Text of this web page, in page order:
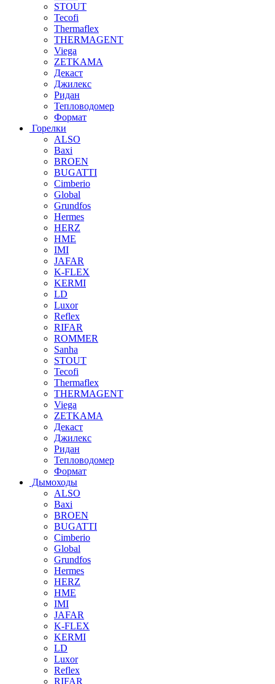
STOUT
Tecofi
Thermaflex
THERMAGENT
Viega
ZETKAMA
Декаст
Джилекс
Ридан
Тепловодомер
Формат
Горелки
ALSO
Baxi
BROEN
BUGATTI
Cimberio
Global
Grundfos
Hermes
HERZ
HME
IMI
JAFAR
K-FLEX
KERMI
LD
Luxor
Reflex
RIFAR
ROMMER
Sanha
STOUT
Tecofi
Thermaflex
THERMAGENT
Viega
ZETKAMA
Декаст
Джилекс
Ридан
Тепловодомер
Формат
Дымоходы
ALSO
Baxi
BROEN
BUGATTI
Cimberio
Global
Grundfos
Hermes
HERZ
HME
IMI
JAFAR
K-FLEX
KERMI
LD
Luxor
Reflex
RIFAR